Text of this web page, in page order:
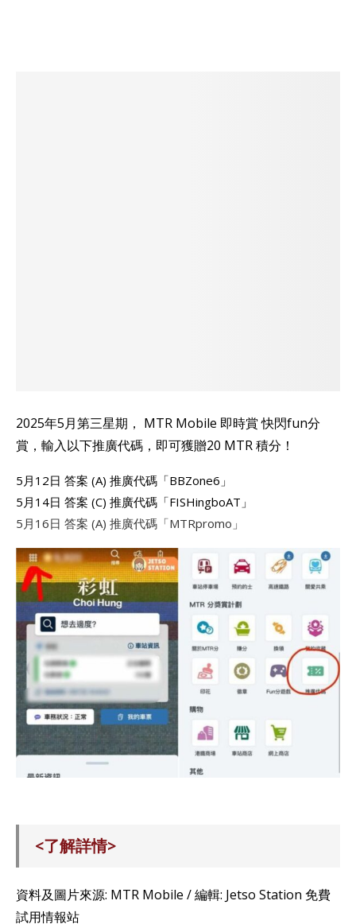
2025年5月第三星期， MTR Mobile 即時賞 快閃fun分
賞，輸入以下推廣代碼，即可獲贈20 MTR 積分！
5月12日 答案 (A) 推廣代碼「BBZone6」
5月14日 答案 (C) 推廣代碼「FISHingboAT」
5月16日 答案 (A) 推廣代碼「MTRpromo」
<了解詳情>
資料及圖片來源: MTR Mobile / 編輯: Jetso Station 免費
試用情報站